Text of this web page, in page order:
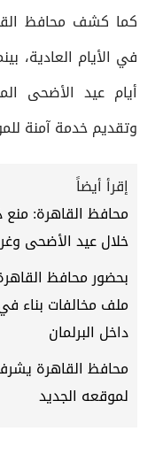
كما كشف محافظ
في الأيام العادية،
أيام عيد الأضحى
وتقديم خدمة آمنة
إقرأ أيضاً
محافظ القاهرة: منع
خلال عيد الأضحى
بحضور محافظ
ملف مخالفات بناء
داخل البرلمان
محافظ القاهرة
لموقعه الجديد